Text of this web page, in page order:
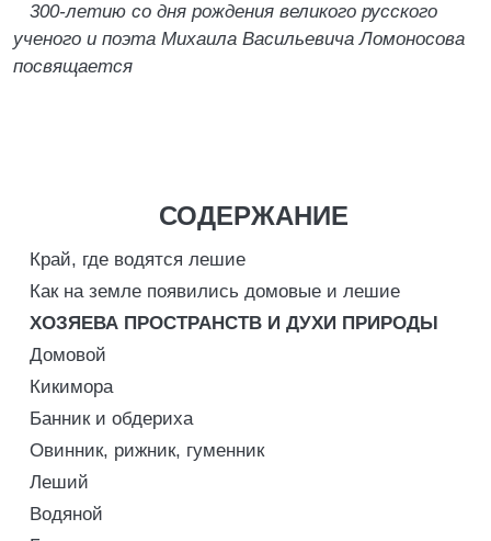
300-летию со дня рождения великого русского
ученого и поэта Михаила Васильевича Ломоносова
посвящается
СОДЕРЖАНИЕ
Край, где водятся лешие
Как на земле появились домовые и лешие
ХОЗЯЕВА ПРОСТРАНСТВ И ДУХИ ПРИРОДЫ
Домовой
Кикимора
Банник и обдериха
Овинник, рижник, гуменник
Леший
Водяной